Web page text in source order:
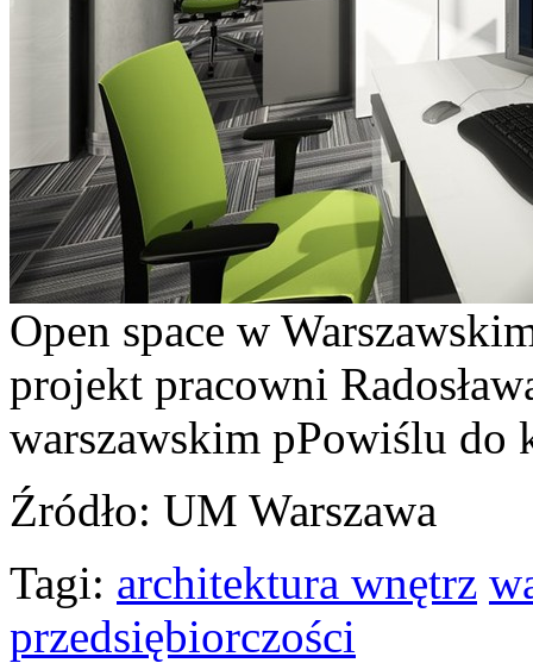
Open space w
projekt pracowni
warszawskim pPowiślu do
Źródło: UM Warszawa
Tagi: architektura wnętrz
przedsiębiorczości